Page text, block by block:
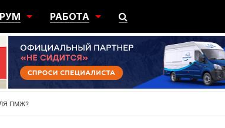
РАБОТА
ПОИСК РАБОТЫ
РАЗМЕСТИТЬ ВАКАНСИЮ
ПМЖ?